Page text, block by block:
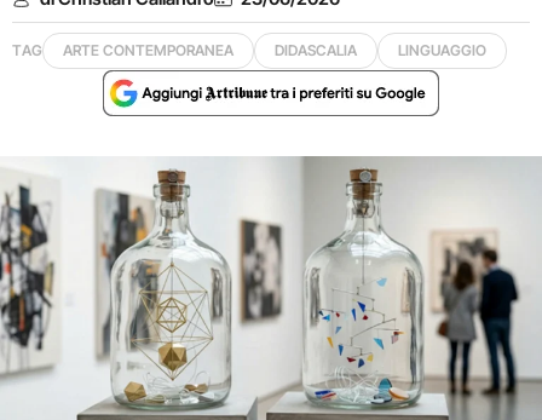
TAG ARTE CONTEMPORANEA DIDASCALIA LINGUAGGIO